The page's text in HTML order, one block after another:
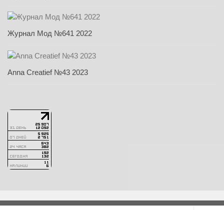
Журнал Мод №641 2022
Anna Creatief №43 2023